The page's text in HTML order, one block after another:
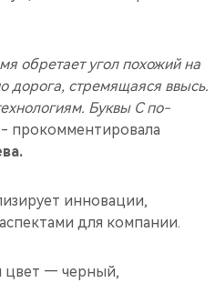
обретает угол похожий на
дорога, стремящаяся ввысь.
Буквы C по-
- прокомментировала
инновации,
для компании.
цвет — черный,